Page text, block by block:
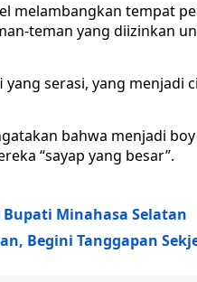
melambangkan tempat
teman yang diizinkan
serasi, yang menjadi
bahwa menjadi
“sayap yang besar”.
Minahasa Selatan
Begini Tanggapan